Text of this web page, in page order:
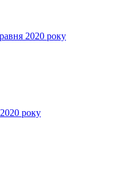
2020 року
року